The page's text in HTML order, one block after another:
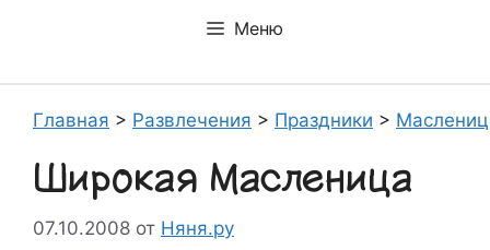
Меню
Главная > Развлечения > Праздники >
Широкая Масленица
07.10.2008 от Няня.ру